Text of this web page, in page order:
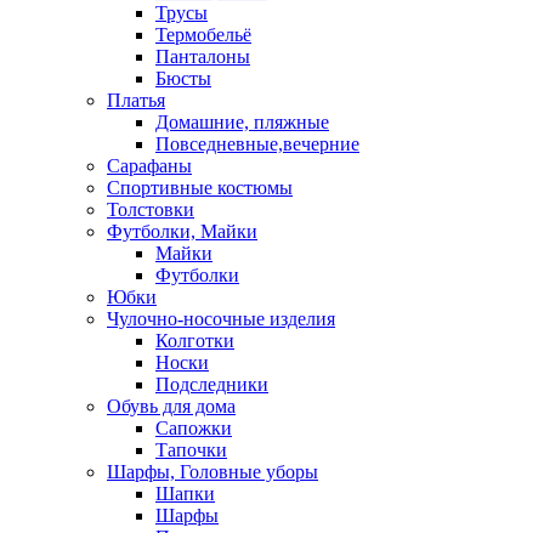
Трусы
Термобельё
Панталоны
Бюсты
Платья
Домашние, пляжные
Повседневные,вечерние
Сарафаны
Спортивные костюмы
Толстовки
Футболки, Майки
Майки
Футболки
Юбки
Чулочно-носочные изделия
Колготки
Носки
Подследники
Обувь для дома
Сапожки
Тапочки
Шарфы, Головные уборы
Шапки
Шарфы